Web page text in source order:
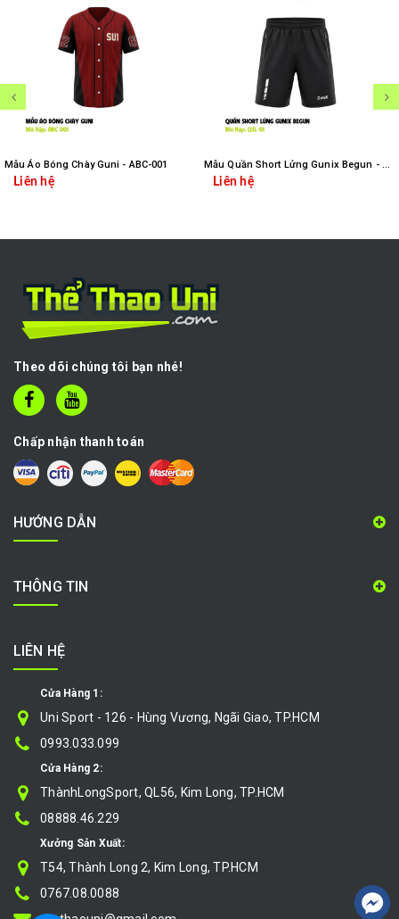
Mẫu Áo Bóng Chày Guni - ABC-001
Liên hệ
Mẫu Quần Short Lửng Gunix Begun - QSL-01
Liên hệ
Theo dõi chúng tôi bạn nhé!
Chấp nhận thanh toán
HƯỚNG DẪN
THÔNG TIN
LIÊN HỆ
Cửa Hàng 1:
Uni Sport - 126 - Hùng Vương, Ngãi Giao, TP.HCM
0993.033.099
Cửa Hàng 2:
ThànhLongSport, QL56, Kim Long, TP.HCM
08888.46.229
Xưởng Sản Xuất:
T54, Thành Long 2, Kim Long, TP.HCM
0767.08.0088